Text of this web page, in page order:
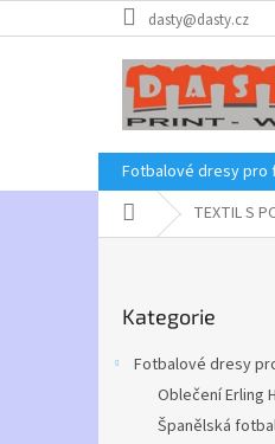
na
dasty@dasty.cz
Fotbalové dresy pro
Domů TEXTIL S
kategorie
Kategorie
Fotbalové dresy
Oblečení Erling
Španělská